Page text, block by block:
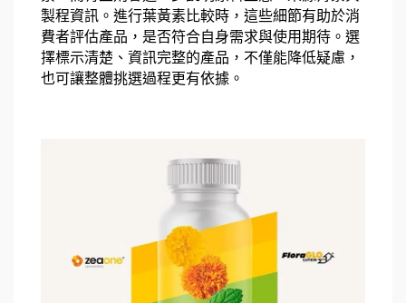
製程資訊。進行葉黃素比較時，這些細節有助於消
費者評估產品，是否符合自身需求與使用期待。選
擇標示清楚、資訊完整的產品，不僅能降低疑慮，
也可讓整體挑選過程更有依據。